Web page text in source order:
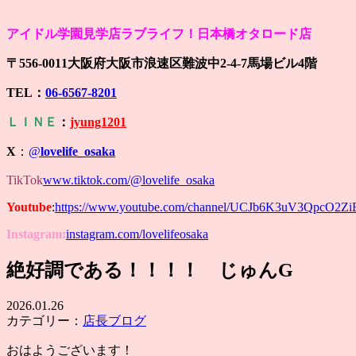
アイドル学園見学店ラブライフ！日本橋オタロード店
〒556-0011大阪府大阪市浪速区難波中2-4-7馬場ビル4階
TEL： 06-6567-8201
ＬＩＮＥ ： jyung1201
X ： @lovelife_osaka
TikTokwww.tiktok.com/@lovelife_osaka
Youtube:https://www.youtube.com/channel/
Instagram:instagram.com/lovelifeosaka
絶好調である！！！！ じゅんG
2026.01.26
カテゴリー： 店長ブログ
おはようございます！